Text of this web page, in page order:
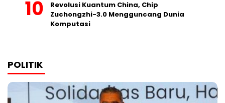
Revolusi Kuantum China, Chip
Zuchongzhi-3.0 Mengguncang Dunia
Komputasi
POLITIK